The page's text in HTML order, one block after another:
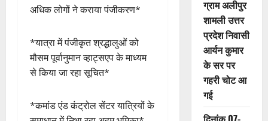
अधिक लोगों ने कराया पंजीकरण*
*यात्रा में पंजीकृत श्रद्धालुओं को
मौसम पूर्वानुमान व्हाट्सएप के माध्यम
से किया जा रहा सूचित*
*कमांड एंड कंट्रोल सेंटर यात्रियों के
ग्राम अलीपुर
शामली उत्तर
प्रदेश निवासी
आर्यन कुमार
के सर पर
गहरी चोट आ
गई